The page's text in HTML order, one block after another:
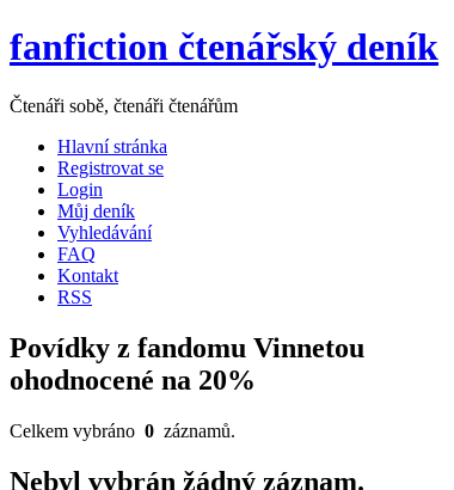
fanfiction čtenářský deník
Čtenáři sobě, čtenáři čtenářům
Hlavní stránka
Registrovat se
Login
Můj deník
Vyhledávání
FAQ
Kontakt
RSS
Povídky z fandomu Vinnetou
ohodnocené na 20%
Celkem vybráno 0 záznamů.
Nebyl vybrán žádný záznam.